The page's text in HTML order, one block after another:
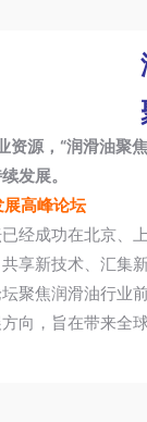
源，“润滑油聚
发展。
展高峰论坛
经成功在北京、
享新技术、汇集
聚焦润滑油行业
向，旨在带来全